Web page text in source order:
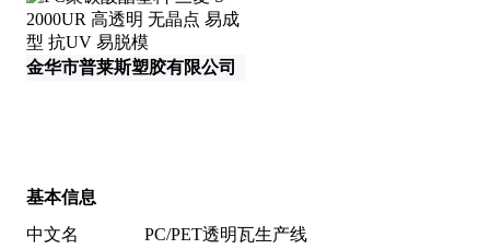
金华市普莱斯塑胶有限公司
基本信息
中文名
PC/PET透明瓦生产线